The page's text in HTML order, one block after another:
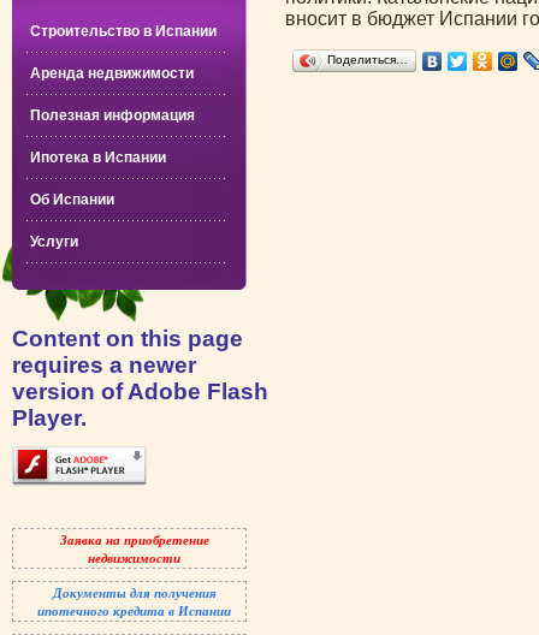
Строительство в Испании
Аренда недвижимости
Полезная информация
Ипотека в Испании
Об Испании
Услуги
Content on this page
requires a newer
version of Adobe Flash
Player.
Заявка на приобретение
недвижимости
Документы для получения
ипотечного кредита в Испании
вносит в бюджет Испании
Поделиться…